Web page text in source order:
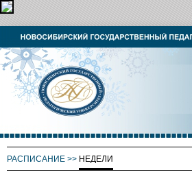
РАСПИСАНИЕ >> НЕДЕЛИ